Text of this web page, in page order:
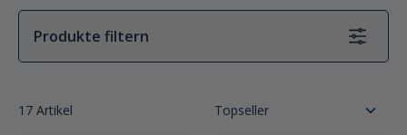
Produkte filtern
17 Artikel